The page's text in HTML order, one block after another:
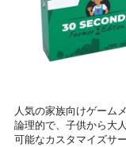
人気の家族向けゲーム
論理的で、子供から大
可能なカスタマイズサ